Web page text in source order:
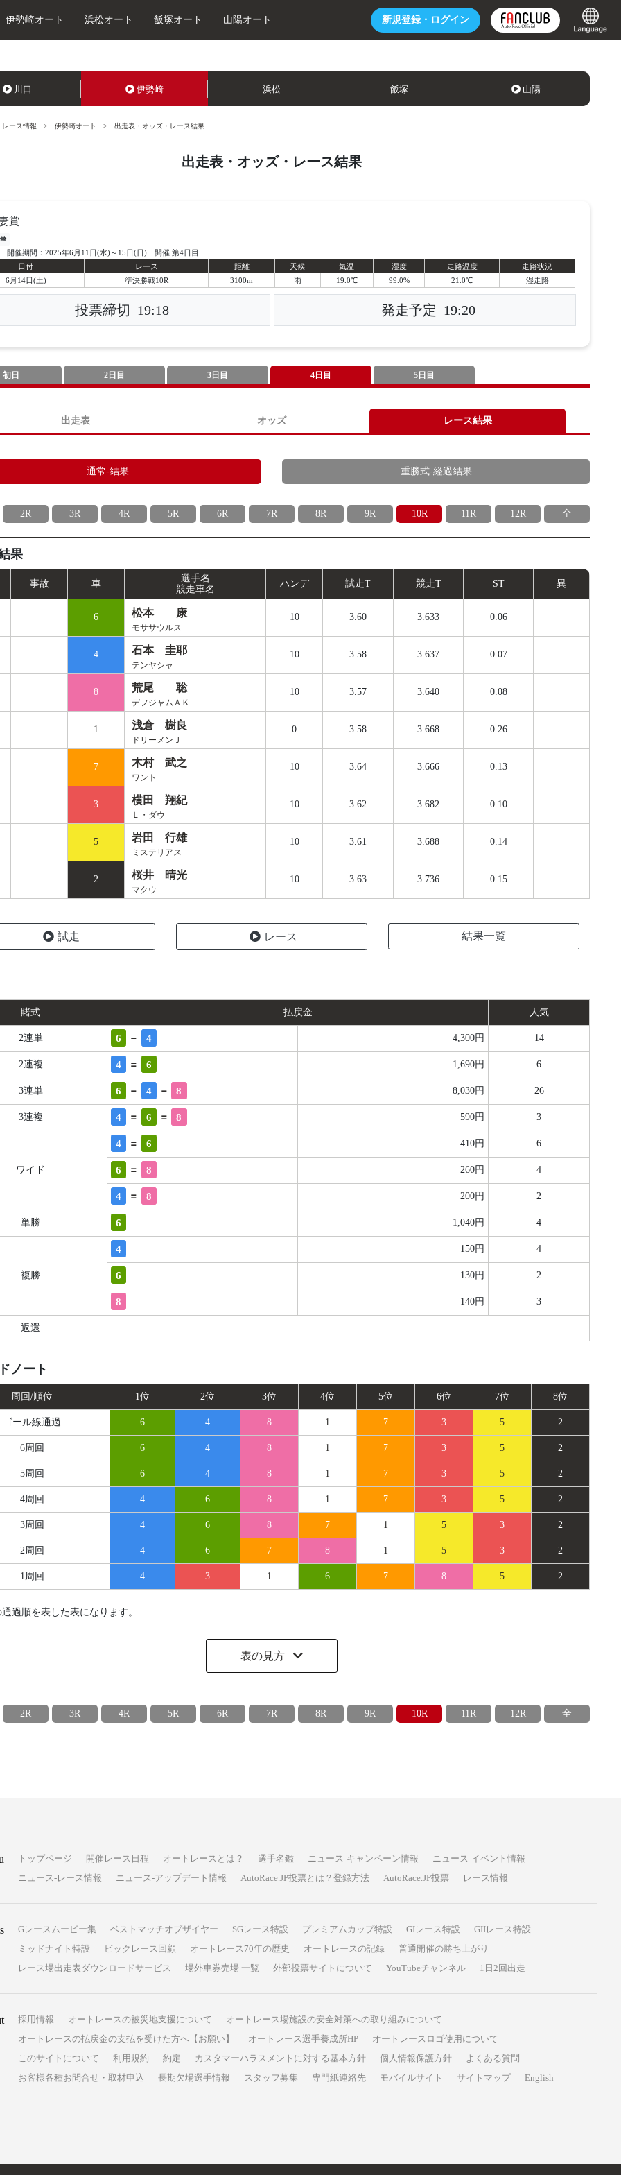
新規登録・ ログイン
伊勢崎オート 浜松オート 飯塚オート 山陽オート
川口 伊勢崎 浜松 飯塚 山陽
レース情報 伊勢崎オート 出走表・オッズ・レース結果
出走表・オッズ・レース結果
賞
崎
開催期間：2025年6月11日(水)～15日(日) 開催 第4日目
日付
レース 距離
天候
6月14日(土)
準決勝戦10R 3100m 雨
気温 湿度 走路温度
走路状況
19.0℃
99.0% 21.0℃ 湿走路
投票締切 19:18 発走予定 19:20
初日 2日目 3日目 4日目 5日目
出走表 オッズ レース結果
通常-結果 重勝式-経過結果
2R 3R 4R 5R 6R 7R 8R 9R 10R 11R 12R 全
果
事故 車
選手名
競走車名
ハンデ 試走T 競走T ST 異
6 松本 康
モササウルス
10 3.60 3.633 0.06
4 石本 圭耶
テンヤシャ
10 3.58 3.637 0.07
8 荒尾 聡
デフジャムＡＫ
10 3.57 3.640 0.08
1 浅倉 樹良
ドリーメンＪ
0 3.58 3.668 0.26
7 木村 武之
ワント
10 3.64 3.666 0.13
3 横田 翔紀
Ｌ・ダウ
10 3.62 3.682 0.10
5 岩田 行雄
ミステリアス
10 3.61 3.688 0.14
2 桜井 晴光
マクウ
10 3.63 3.736 0.15
試走 レース 結果一覧
賭式 払戻金 人気
2連単 6 - 4 4,300円 14
2連複 4 = 6 1,690円 6
3連単 6 - 4 - 8 8,030円 26
3連複 4 = 6 = 8 590円 3
ワイド
4 = 6 410円 6
6 = 8 260円 4
4 = 8 200円 2
単勝 6 1,040円 4
複勝
4 150円 4
6 130円 2
8 140円 3
返還
ノート
周回/順位 1位 2位 3位 4位 5位 6位 7位 8位
ゴール線通過 6 4 8 1 7 3 5 2
6周回 6 4 8 1 7 3 5 2
5周回 6 4 8 1 7 3 5 2
4周回 4 6 8 1 7 3 5 2
3周回 4 6 8 7 1 5 3 2
2周回 4 6 7 8 1 5 3 2
1周回 4 3 1 6 7 8 5 2
過順を表した表になります。
表の見方
2R 3R 4R 5R 6R 7R 8R 9R 10R 11R 12R 全
トップページ 開催レース日程 オートレースとは？ 選手名鑑 ニュース-キャンペーン情報
ニュース-イベント情報
ニュース-レース情報
ニュース-アップデート情報 AutoRace.JP投票とは？登録方法 AutoRace.JP投票 レース情報
Gレースムービー集 ベストマッチオブザイヤー SGレース特設 プレミアムカップ特設 GIレース特設
GIIレース特設
ミッドナイト特設
ビックレース回顧 オートレース70年の歴史 オートレースの記録
普通開催の勝ち上がり
レース場出走表ダウンロードサービス
場外車券売場 一覧 外部投票サイトについて YouTubeチャンネル 1日2回出走
採用情報 オートレースの被災地支援について
オートレース場施設の安全対策への取り組みについて
オートレースの払戻金の支払を受けた方へ【お願い】
オートレース選手養成所HP
オートレースロゴ使用について
このサイトについて
利用規約 約定 カスタマーハラスメントに対する基本方針 個人情報保護方針
よくある質問
お客様各種お問合せ・取材申込
長期欠場選手情報 スタッフ募集 専門紙連絡先 モバイルサイト サイトマップ English